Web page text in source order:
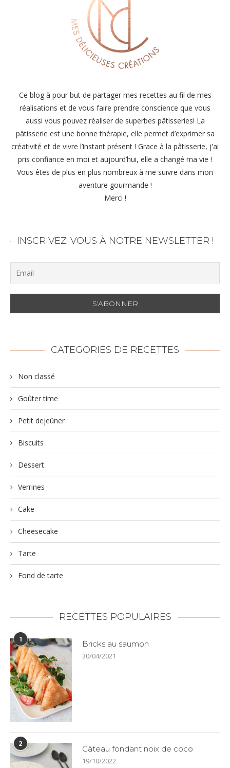
Ce blog à pour but de partager mes recettes au fil de mes
réalisations et de vous faire prendre conscience que vous
aussi vous pouvez réaliser de superbes pâtisseries! La
pâtisserie est une bonne thérapie, elle permet d’exprimer sa
créativité et de vivre l’instant présent ! Grace à la pâtisserie, j'ai
pris confiance en moi et aujourd’hui, elle a changé ma vie !
Vous êtes de plus en plus nombreux à me suivre dans mon
aventure gourmande !
Merci !
INSCRIVEZ-VOUS À NOTRE NEWSLETTER !
CATEGORIES DE RECETTES
Non classé
Goûter time
Petit dejeûner
Biscuits
Dessert
Verrines
Cake
Cheesecake
Tarte
Fond de tarte
RECETTES POPULAIRES
1
Bricks au saumon
30/04/2021
2
Gâteau fondant noix de coco
19/10/2022